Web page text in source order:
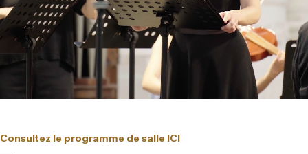
Consultez le programme de salle ICI